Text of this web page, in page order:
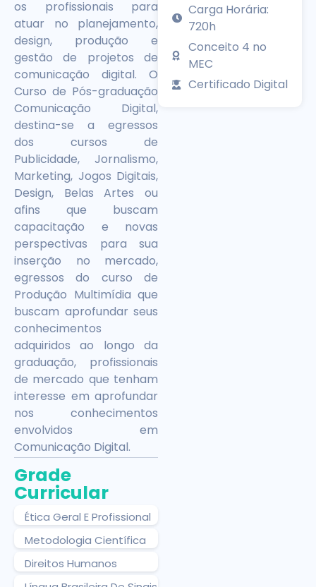
os profissionais para
atuar no planejamento,
design, produção e
gestão de projetos de
comunicação digital. O
Curso de Pós-graduação
Comunicação Digital,
destina-se a egressos
dos cursos de
Publicidade, Jornalismo,
Marketing, Jogos Digitais,
Design, Belas Artes ou
afins que buscam
capacitação e novas
perspectivas para sua
inserção no mercado,
egressos do curso de
Produção Multimídia que
buscam aprofundar seus
conhecimentos
adquiridos ao longo da
graduação, profissionais
de mercado que tenham
interesse em aprofundar
nos conhecimentos
envolvidos em
Comunicação Digital.
Grade
Curricular
Ética Geral E Profissional
Metodologia Científica
Direitos Humanos
Carga Horária:
720h
Conceito 4 no
MEC
Certificado Digital